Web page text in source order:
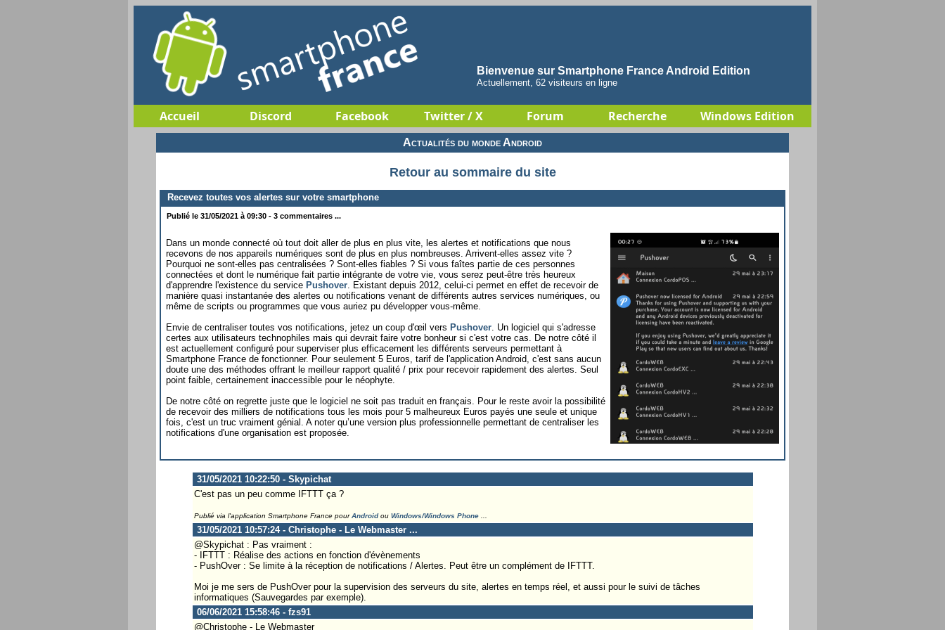
Bienvenue sur Smartphone France Android Edition
Actuellement, 62 visiteurs en ligne
Accueil Discord Facebook Twitter / X Forum Recherche Windows Edition
Actualités du monde Android
Retour au sommaire du site
Recevez toutes vos alertes sur votre smartphone
Publié le 31/05/2021 à 09:30 - 3 commentaires ...
Dans un monde connecté où tout doit aller de plus en plus vite, les alertes et notifications que nous
recevons de nos appareils numériques sont de plus en plus nombreuses. Arrivent-elles assez vite ?
Pourquoi ne sont-elles pas centralisées ? Sont-elles fiables ? Si vous faîtes partie de ces personnes
connectées et dont le numérique fait partie intégrante de votre vie, vous serez peut-être très heureux
d'apprendre l'existence du service Pushover . Existant depuis 2012, celui-ci permet en effet de recevoir de
manière quasi instantanée des alertes ou notifications venant de différents autres services numériques, ou
même de scripts ou programmes que vous auriez pu développer vous-même.
Envie de centraliser toutes vos notifications, jetez un coup d'œil vers Pushover . Un logiciel qui s'adresse
certes aux utilisateurs technophiles mais qui devrait faire votre bonheur si c'est votre cas. De notre côté il
est actuellement configuré pour superviser plus efficacement les différents serveurs permettant à
Smartphone France de fonctionner. Pour seulement 5 Euros, tarif de l'application Android, c'est sans aucun
doute une des méthodes offrant le meilleur rapport qualité / prix pour recevoir rapidement des alertes. Seul
point faible, certainement inaccessible pour le néophyte.
De notre côté on regrette juste que le logiciel ne soit pas traduit en français. Pour le reste avoir la possibilité
de recevoir des milliers de notifications tous les mois pour 5 malheureux Euros payés une seule et unique
fois, c'est un truc vraiment génial. A noter qu’une version plus professionnelle permettant de centraliser les
notifications d'une organisation est proposée.
31/05/2021 10:22:50 - Skypichat
C'est pas un peu comme IFTTT ça ?
Publié via l'application Smartphone France pourAndroidou Windows/Windows Phone...
31/05/2021 10:57:24 - Christophe - Le Webmaster ...
@Skypichat : Pas vraiment :
- IFTTT : Réalise des actions en fonction d'évènements
- PushOver : Se limite à la réception de notifications / Alertes. Peut être un complément de IFTTT.
Moi je me sers de PushOver pour la supervision des serveurs du site, alertes en temps réel, et aussi pour le suivi de tâches
informatiques (Sauvegardes par exemple).
06/06/2021 15:58:46 - fzs91
@Christophe - Le Webmaster